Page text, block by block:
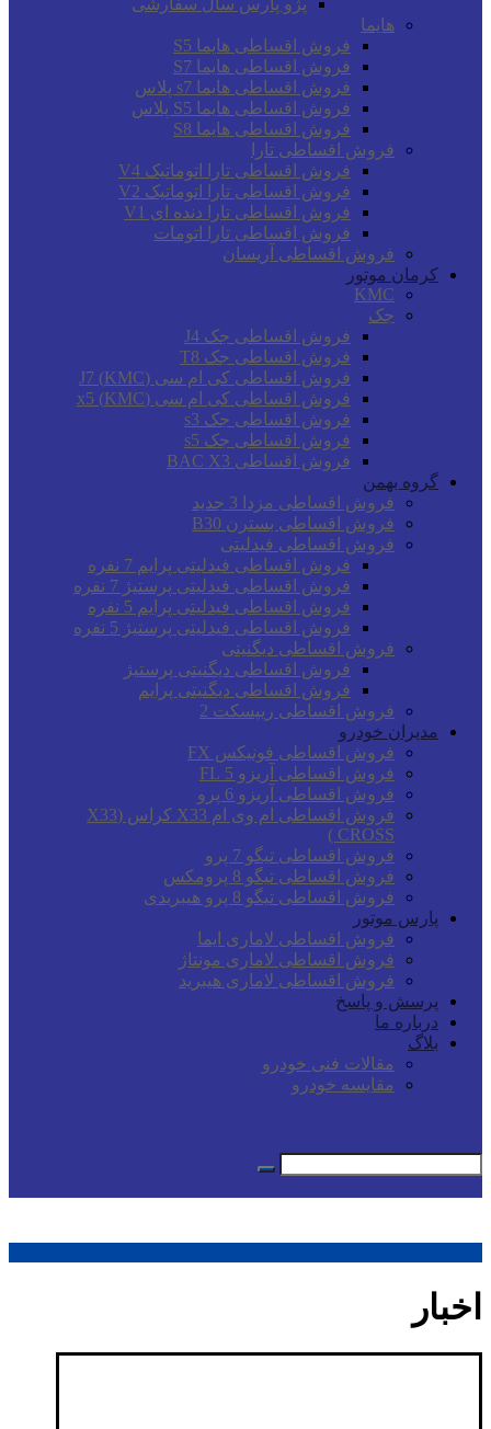
پژو پارس سال سفارشی
هایما
فروش اقساطی هایما S5
فروش اقساطی هایما S7
فروش اقساطی هایما s7 پلاس
فروش اقساطی هایما S5 پلاس
فروش اقساطی هایما S8
فروش اقساطی تارا
فروش اقساطی تارا اتوماتیک V4
فروش اقساطی تارا اتوماتیک V2
فروش اقساطی تارا دنده ای V1
فروش اقساطی تارا اتومات
فروش اقساطی آریسان
کرمان موتور
KMC
جک
فروش اقساطی جک J4
فروش اقساطی جک T8
فروش اقساطی کی ام سی (KMC) J7
فروش اقساطی کی ام سی (KMC) x5
فروش اقساطی جک s3
فروش اقساطی جک s5
فروش اقساطی BAC X3
گروه بهمن
فروش اقساطی مزدا 3 جدید
فروش اقساطی بسترن B30
فروش اقساطی فیدلیتی
فروش اقساطی فیدلیتی پرایم 7 نفره
فروش اقساطی فیدلیتی پرستیژ 7 نفره
فروش اقساطی فیدلیتی پرایم 5 نفره
فروش اقساطی فیدلیتی پرستیژ 5 نفره
فروش اقساطی دیگنیتی
فروش اقساطی دیگنیتی پرستیژ
فروش اقساطی دیگنیتی پرایم
فروش اقساطی ریپسکت 2
مدیران خودرو
فروش اقساطی فونیکس FX
فروش اقساطی آریزو 5 FL
فروش اقساطی آریزو 6 پرو
فروش اقساطی ام وی ام X33 کراس (X33
CROSS )
فروش اقساطی تیگو 7 پرو
فروش اقساطی تیگو 8 پرومکس
فروش اقساطی تیگو 8 پرو هیبریدی
پارس موتور
فروش اقساطی لاماری ایما
فروش اقساطی لاماری مونتاژ
فروش اقساطی لاماری هیبرید
پرسش و پاسخ
درباره ما
بلاگ
مقالات فنی خودرو
مقایسه خودرو
اخبار